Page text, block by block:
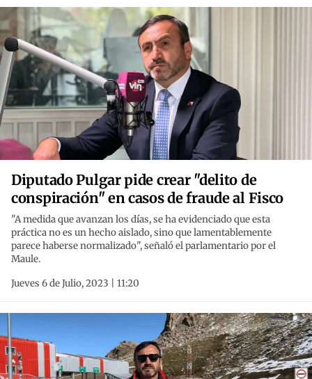
Diputado Pulgar pide crear "delito de
conspiración" en casos de fraude al Fisco
"A medida que avanzan los días, se ha evidenciado que esta
práctica no es un hecho aislado, sino que lamentablemente
parece haberse normalizado", señaló el parlamentario por el
Maule.
Jueves 6 de Julio, 2023 | 11:20